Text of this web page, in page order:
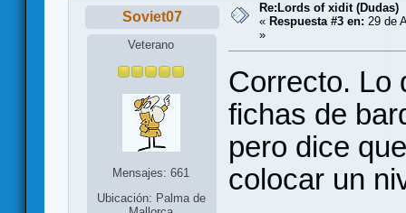
Soviet07
Veterano
Mensajes: 661
Ubicación: Palma de
Re:Lords of xidit (Dudas)
« Respuesta #3 en: 29 de
»
Correcto. Lo
fichas de
pero dice
colocar un